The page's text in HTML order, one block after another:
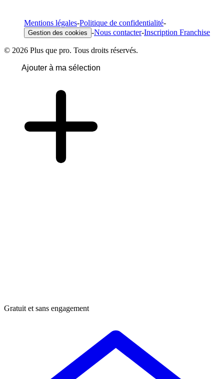
Mentions légales-Politique de confidentialité-
Gestion des cookies -Nous contacter-Inscription Franchise
© 2026 Plus que pro. Tous droits réservés.
Ajouter à ma sélection
Gratuit et sans engagement